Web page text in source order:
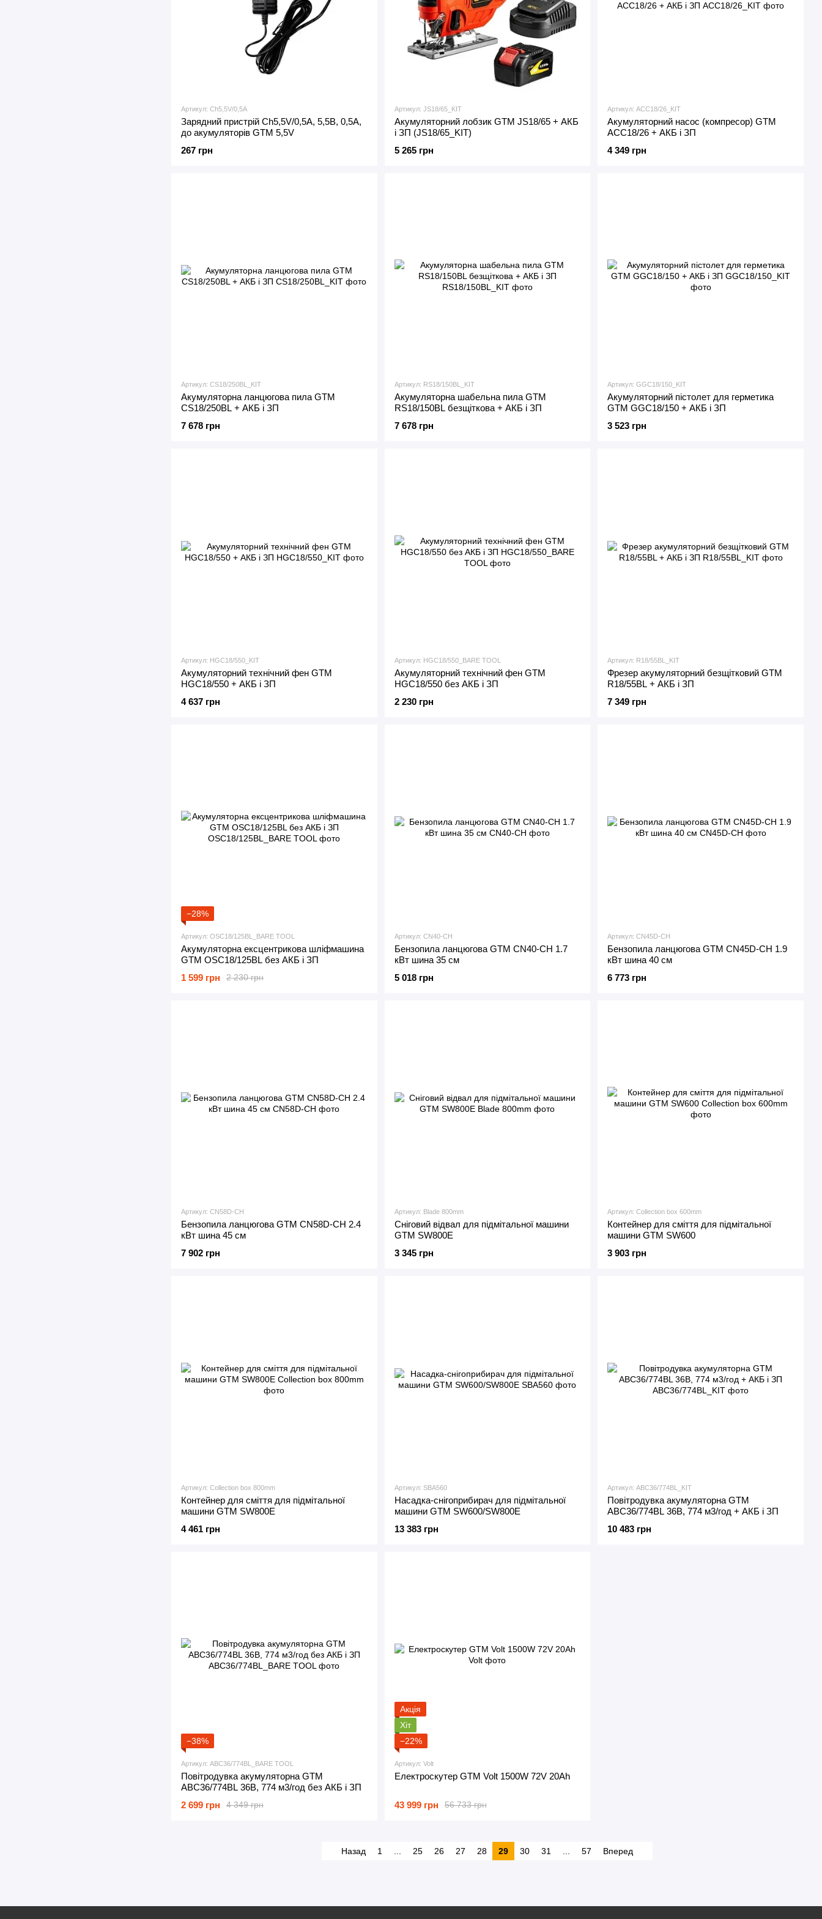
Артикул: Ch5,5V/0,5А
Зарядний пристрій Ch5,5V/0,5А, 5,5В, 0,5А,
до акумуляторів GTM 5,5V
267 грн
Артикул: JS18/65_KIT
Акумуляторний лобзик GTM JS18/65 + АКБ
і ЗП (JS18/65_KIT)
5 265 грн
Артикул: ACC18/26_KIT
Акумуляторний насос (компресор) GTM
AСC18/26 + АКБ і ЗП
4 349 грн
Артикул: CS18/250BL_KIT
Акумуляторна ланцюгова пила GTM
CS18/250BL + АКБ і ЗП
7 678 грн
Артикул: RS18/150BL_KIT
Акумуляторна шабельна пила GTM
RS18/150BL безщіткова + АКБ і ЗП
7 678 грн
Артикул: GGC18/150_KIT
Акумуляторний пістолет для герметика
GTM GGC18/150 + АКБ і ЗП
3 523 грн
Артикул: HGC18/550_KIT
Акумуляторний технічний фен GTM
HGC18/550 + АКБ і ЗП
4 637 грн
Артикул: HGC18/550_BARE TOOL
Акумуляторний технічний фен GTM
HGC18/550 без АКБ і ЗП
2 230 грн
Артикул: R18/55BL_KIT
Фрезер акумуляторний безщітковий GTM
R18/55BL + АКБ і ЗП
7 349 грн
−28%
Артикул: OSC18/125BL_BARE TOOL
Акумуляторна ексцентрикова шліфмашина
GTM OSC18/125BL без АКБ і ЗП
2 230 грн
1 599 грн
Артикул: CN40-CH
Бензопила ланцюгова GTM CN40-CH 1.7
кВт шина 35 см
5 018 грн
Артикул: CN45D-CH
Бензопила ланцюгова GTM CN45D-CH 1.9
кВт шина 40 см
6 773 грн
Артикул: CN58D-CH
Бензопила ланцюгова GTM CN58D-CH 2.4
кВт шина 45 см
7 902 грн
Артикул: Blade 800mm
Сніговий відвал для підмітальної машини
GTM SW800E
3 345 грн
Артикул: Collection box 600mm
Контейнер для сміття для підмітальної
машини GTM SW600
3 903 грн
Артикул: Collection box 800mm
Контейнер для сміття для підмітальної
машини GTM SW800E
4 461 грн
Артикул: SBA560
Насадка-снігоприбирач для підмітальної
машини GTM SW600/SW800E
13 383 грн
Артикул: ABC36/774BL_KIT
Повітродувка акумуляторна GTM
ABC36/774BL 36В, 774 м3/год + АКБ і ЗП
10 483 грн
−38%
Артикул: ABC36/774BL_BARE TOOL
Повітродувка акумуляторна GTM
ABC36/774BL 36В, 774 м3/год без АКБ і ЗП
4 349 грн
2 699 грн
Акція
Хіт
−22%
Артикул: Volt
Електроскутер GTM Volt 1500W 72V 20Ah
56 733 грн
43 999 грн
Назад 1 25 26 27 28 29 30 31 57 Вперед